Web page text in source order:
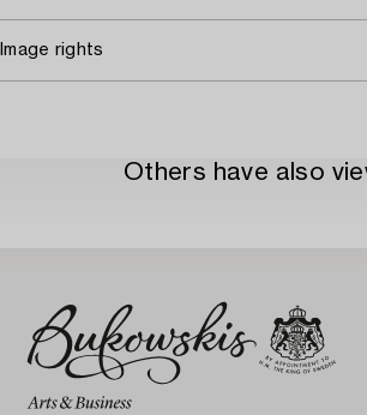
Image rights
Others have also